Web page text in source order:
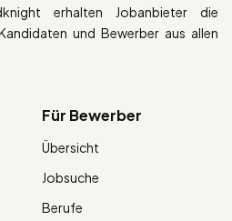
erhalten Jobanbieter die
und Bewerber aus allen
Für Bewerber
Übersicht
Jobsuche
Berufe